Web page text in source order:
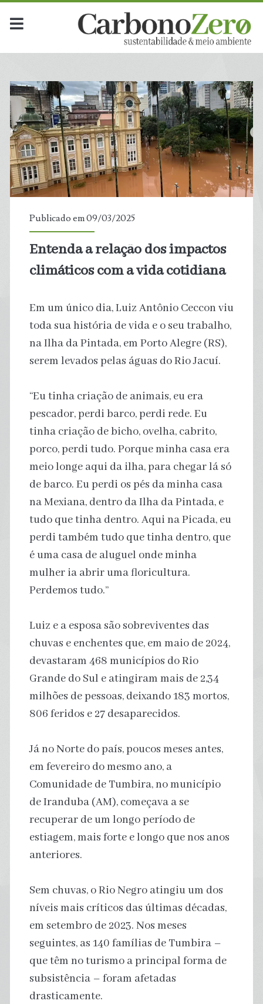
Publicado em 09/03/2025
Entenda a relação dos impactos
climáticos com a vida cotidiana
Em um único dia, Luiz Antônio Ceccon viu
toda sua história de vida e o seu trabalho,
na Ilha da Pintada, em Porto Alegre (RS),
serem levados pelas águas do Rio Jacuí.
“Eu tinha criação de animais, eu era
pescador, perdi barco, perdi rede. Eu
tinha criação de bicho, ovelha, cabrito,
porco, perdi tudo. Porque minha casa era
meio longe aqui da ilha, para chegar lá só
de barco. Eu perdi os pés da minha casa
na Mexiana, dentro da Ilha da Pintada, e
tudo que tinha dentro. Aqui na Picada, eu
perdi também tudo que tinha dentro, que
é uma casa de aluguel onde minha
mulher ia abrir uma floricultura.
Perdemos tudo.”
Luiz e a esposa são sobreviventes das
chuvas e enchentes que, em maio de 2024,
devastaram 468 municípios do Rio
Grande do Sul e atingiram mais de 2,34
milhões de pessoas, deixando 183 mortos,
806 feridos e 27 desaparecidos.
Já no Norte do país, poucos meses antes,
em fevereiro do mesmo ano, a
Comunidade de Tumbira, no município
de Iranduba (AM), começava a se
recuperar de um longo período de
estiagem, mais forte e longo que nos anos
anteriores.
Sem chuvas, o Rio Negro atingiu um dos
níveis mais críticos das últimas décadas,
em setembro de 2023. Nos meses
seguintes, as 140 famílias de Tumbira –
que têm no turismo a principal forma de
subsistência – foram afetadas
drasticamente.